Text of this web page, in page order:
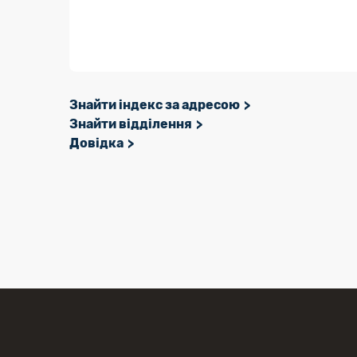
Знайти індекс за адресою
Знайти відділення
Довідка